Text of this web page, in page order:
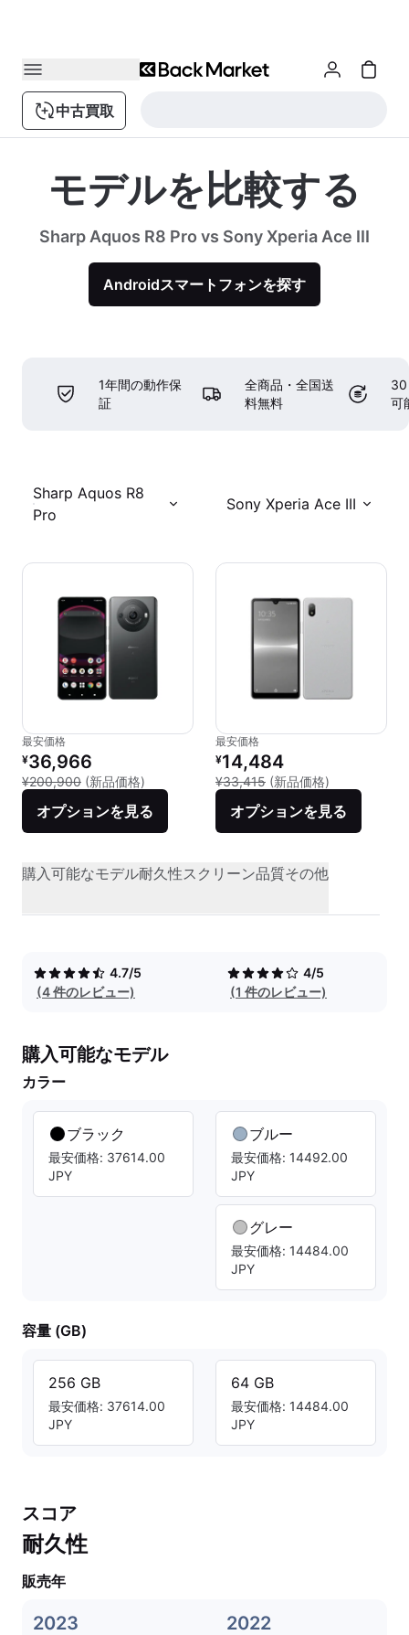
中古買取
モデルを比較する
Sharp Aquos R8 Pro vs Sony Xperia Ace III
Androidスマートフォンを探す
1年間の動作保
証
全商品・全国送
料無料
30
可
Sharp Aquos R8
Pro
Sony Xperia Ace III
最安価格
リファービッシュ品の価格：
¥36,966
¥200,900 (新品価格) 新品との比較：¥200,900
オプションを見る
最安価格
リファービッシュ品の価格：
¥14,484
¥33,415 (新品価格)
オプションを見る
購入可能なモデル耐久性スクリーン品質その他
4.7/5
(4 件のレビュー)
4/5
(1 件のレビュー)
購入可能なモデル
カラー
ブラック
最安価格: 37614.00
JPY
ブルー
最安価格: 14492.00
JPY
グレー
最安価格: 14484.00
JPY
容量 (GB)
256 GB
最安価格: 37614.00
JPY
64 GB
最安価格: 14484.00
JPY
スコア
耐久性
販売年
2023 2022